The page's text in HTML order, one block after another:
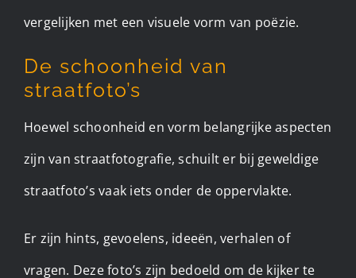
vergelijken met een visuele vorm van poëzie.
De schoonheid van
straatfoto’s
Hoewel schoonheid en vorm belangrijke aspecten
zijn van straatfotografie, schuilt er bij geweldige
straatfoto’s vaak iets onder de oppervlakte.
Er zijn hints, gevoelens, ideeën, verhalen of
vragen. Deze foto’s zijn bedoeld om de kijker te